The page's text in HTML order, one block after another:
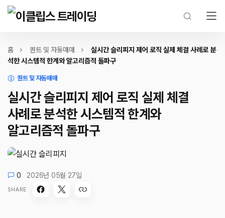
홈 퀀트 및 자동매매
실시간 슬리피지 제어 로직 실제 체결 사례로 분
석한 시스템적 한계와 알고리즘적 돌파구
퀀트 및 자동매매
실시간 슬리피지 제어 로직 실제 체결
사례로 분석한 시스템적 한계와
알고리즘적 돌파구
0 2026년 05월 27일
SHARE